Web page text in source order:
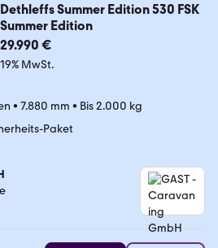
Dethleffs Summer Edition 530 FSK
Summer Edition
29.990 €
19% MwSt.
• 7.880 mm • Bis 2.000 kg
Paket